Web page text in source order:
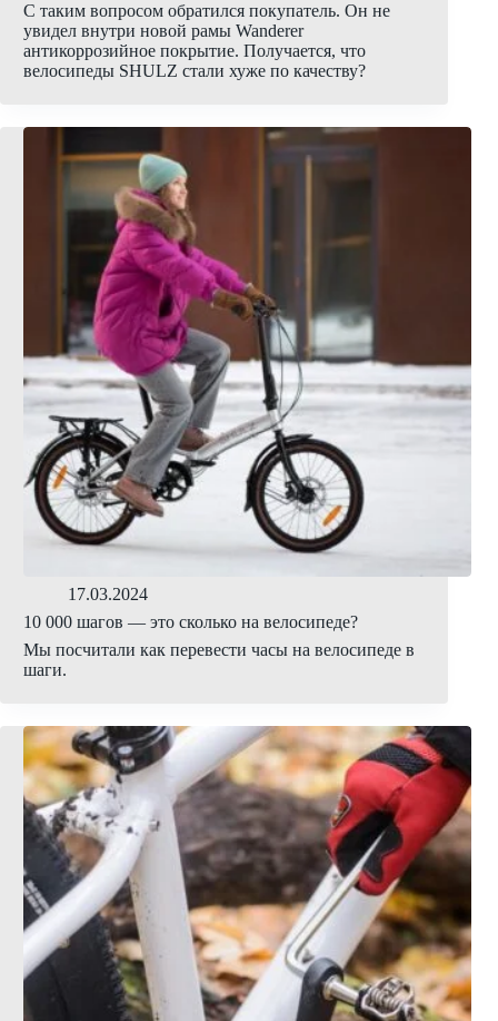
С таким вопросом обратился покупатель. Он не
увидел внутри новой рамы Wanderer
антикоррозийное покрытие. Получается, что
велосипеды SHULZ стали хуже по качеству?
17.03.2024
10 000 шагов — это сколько на велосипеде?
Мы посчитали как перевести часы на велосипеде в
шаги.